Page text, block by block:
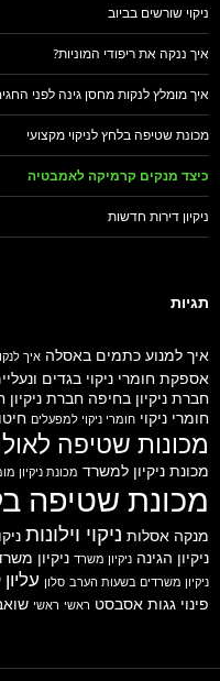
ניקוי שורשים בביוב
איך ננקה את ריפודי המוניות?
איך מומלץ לנקות מחסן גינה לפני
מכונת שטיפה בלחץ לניקוי מקצועי
כיצד מנקים קרמיקה לאמבטיה
ניקיון דירות חדשות
תגיות
איך למנוע כתמים באסלה איך
אספקת חומרי ניקוי בגדים
חברת ניקיון בחיפה חברת ניקיון
חומרי ניקוי חומרי ניקוי למפעלים
מכונות שטיפה
מכונת ניקיון למשרד מכונת ניקיון
מכונת שטיפה
מנקה אסלות ניקוי וילונות
ניקיון הגינה ניקיון משרד ניקיון
ניקיון משרדים בשעות הערב סלון עליון
פינוי גגות אסבסט ראשי ראשי